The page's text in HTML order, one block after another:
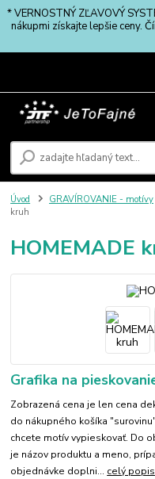
* VERNOSTNÝ ZĽAVOVÝ
nákupmi získajte lepšie ceny.
Úvod GRAVÍROVANIE - motívy
kruh
HOMEMADE
Grafika na
Zobrazená cena je len cena
do nákupného košíka
chcete motív vypieskovať. Do
je názov produktu a meno,
objednávke doplni... celý popis